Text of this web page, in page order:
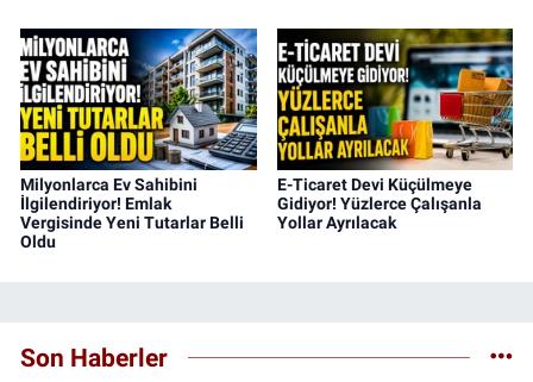
Milyonlarca Ev Sahibini
İlgilendiriyor! Emlak
Vergisinde Yeni Tutarlar Belli
Oldu
E-Ticaret Devi Küçülmeye
Gidiyor! Yüzlerce Çalışanla
Yollar Ayrılacak
Son Haberler